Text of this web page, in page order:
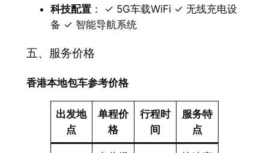
科技配置​： ✓ 5G车载WiFi ✓ 无线充电设
备 ✓ 智能导航系统
五、服务价格
香港本地包车参考价格
出发地
点
单程价
格
行程时
间
服务特
点